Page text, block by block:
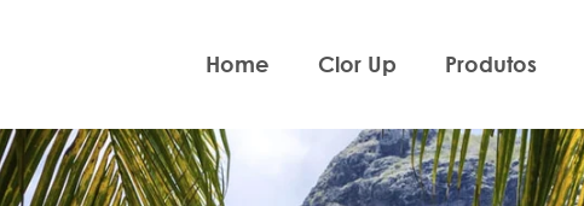
Home Clor Up Produtos